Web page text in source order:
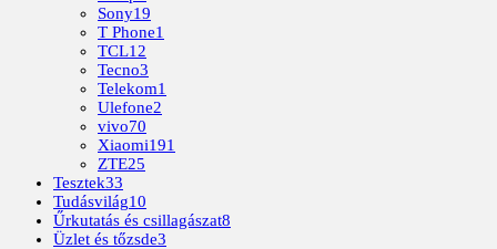
Sony19
T Phone1
TCL12
Tecno3
Telekom1
Ulefone2
vivo70
Xiaomi191
ZTE25
Tesztek33
Tudásvilág10
Űrkutatás és csillagászat8
Üzlet és tőzsde3